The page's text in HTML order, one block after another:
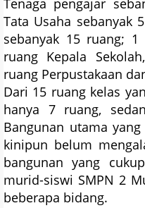
Tenaga pengajar
Tata Usaha sebanyak
sebanyak 15 ruang;
ruang Kepala
ruang Perpustakaan
Dari 15 ruang kelas
hanya 7 ruang,
Bangunan utama
kinipun belum
bangunan yang
murid-siswi SMPN 2
beberapa bidang.